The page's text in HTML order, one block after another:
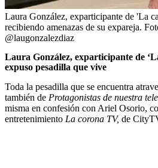
Laura González, exparticipante de 'La
recibiendo amenazas de su expareja.
@laugonzalezdiaz
Laura González, exparticipante de
expuso pesadilla que vive
Toda la pesadilla que se encuentra
también de Protagonistas de nuestra tele
misma en confesión con Ariel Osorio,
entretenimiento La corona TV, de